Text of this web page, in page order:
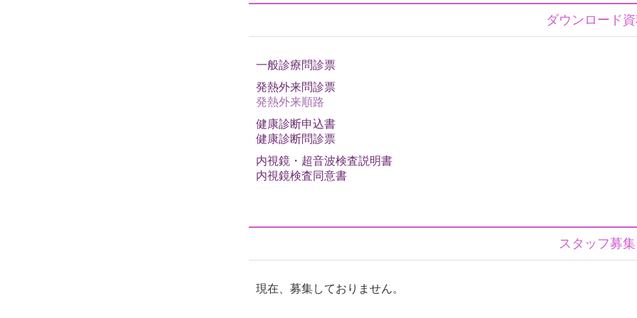
ダウンロード
一般診療問診票
発熱外来問診票
発熱外来順路
健康診断申込書
健康診断問診票
内視鏡・超音波検査説明書
内視鏡検査同意書
スタッフ募集
現在、募集しておりません。